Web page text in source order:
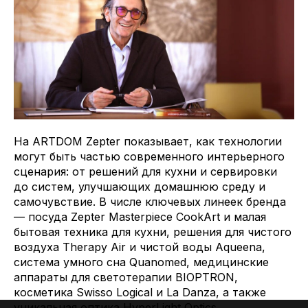
На ARTDOM Zepter показывает, как технологии
могут быть частью современного интерьерного
сценария: от решений для кухни и сервировки
до систем, улучшающих домашнюю среду и
самочувствие. В числе ключевых линеек бренда
— посуда Zepter Masterpiece CookArt и малая
бытовая техника для кухни, решения для чистого
воздуха Therapy Air и чистой воды Aqueena,
система умного сна Quanomed, медицинские
аппараты для светотерапии BIOPTRON,
косметика Swisso Logical и La Danza, а также